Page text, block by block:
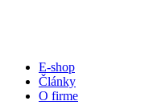
E-shop
Články
O firme